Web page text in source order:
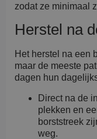
zodat ze minimaal
Herstel na
Het herstel na een
maar de meeste
dagen hun
Direct na de
plekken en
borststreek
weg.